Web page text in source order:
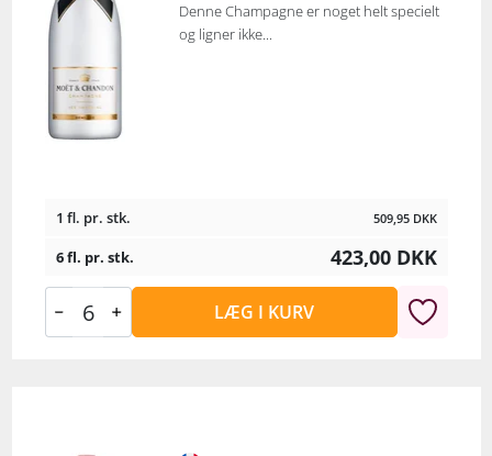
Denne Champagne er noget helt specielt
og ligner ikke...
1 fl. pr. stk. 509,95 DKK
6 fl. pr. stk. 423,00 DKK
LÆG I KURV